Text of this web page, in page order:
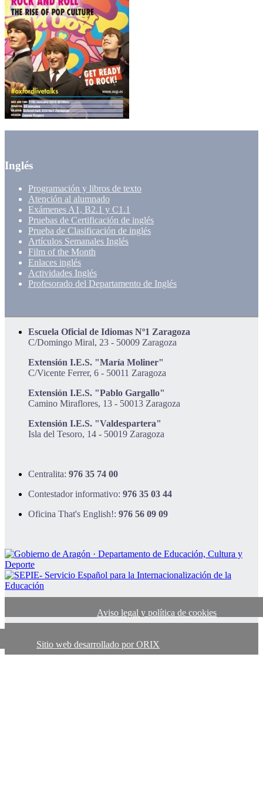
Inglés
Programación y libros de texto
Atención al alumnado
Exámenes A1, B2.1 y C1.1
Pruebas de Certificación de inglés
Prueba de Clasificación de inglés
Artículos Semanales Inglés
Film of the Month
Enlaces inglés
Actividades Inglés
Profesorado del Departamento de Inglés
Escuela Oficial de Idiomas Nº1 Zaragoza
C/Domingo Miral, 23 - 50009 Zaragoza
Extensión I.E.S. "María Moliner"
C/Vicente Ferrer, 6 - 50011 Zaragoza
Extensión I.E.S. "Pablo Gargallo"
Camino Miraflores, 13 - 50013 Zaragoza
Extensión I.E.S. "Valdespartera"
Isla del Tesoro, 14 - 50019 Zaragoza
Centralita: 976 35 74 00
Contestador informativo: 976 35 03 44
Oficina That's English!: 976 56 09 09
Aviso legal y política de cookies
Sitio web desarrollado por ORIX